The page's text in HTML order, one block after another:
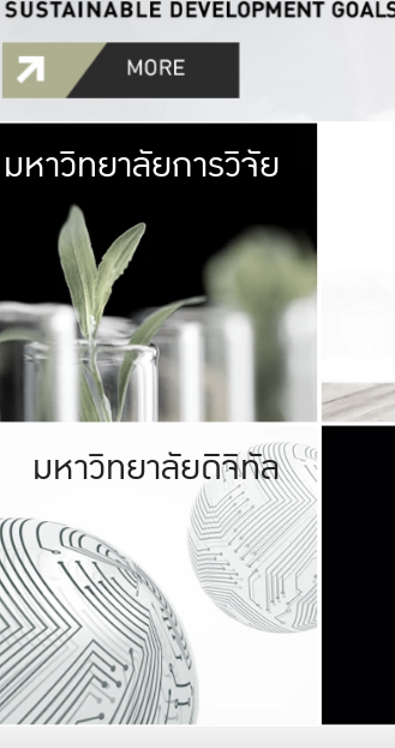
มหาวิทยาลัย
เกษตรศาสตร์ มีพื้นที่เขียวสดใส หนาแน่น
เป็นป่าในเมือง (URBAN FOREST)
เกษตรในเมือง (URBAN AGRICULTURE)
ที่นับรวมกันได้ประมาณ 1,400 ไร่
มหาวิทยาลัยการวิจัย
มหาวิทยาลัยรับผิดชอบต่อสังคม
ร่วมมือกับชุมชน เพื่อความกินดีอยู่ดี
และความสุขอย่างยั่งยืน
มองปัญหาในภาพกว้าง
แก้ไขจากปัญหาจุดเล็กๆ
มหาวิทยาลัยดิจิทัล